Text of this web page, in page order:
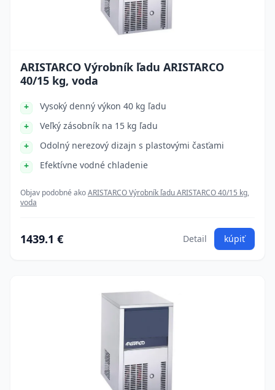
ARISTARCO Výrobník ľadu ARISTARCO
40/15 kg, voda
Vysoký denný výkon 40 kg ľadu
Veľký zásobník na 15 kg ľadu
Odolný nerezový dizajn s plastovými časťami
Efektívne vodné chladenie
Objav podobné akoARISTARCO Výrobník ľadu ARISTARCO 40/15 kg,
voda
1439.1 € Detail kúpiť